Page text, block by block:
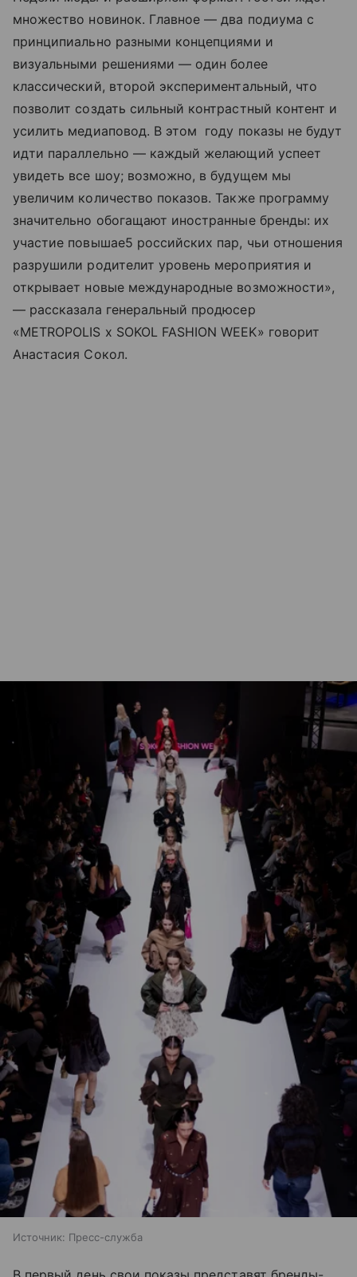
множество новинок. Главное — два подиума с
принципиально разными концепциями и
визуальными решениями — один более
классический, второй экспериментальный, что
позволит создать сильный контрастный контент и
усилить медиаповод. В этом году показы не будут
идти параллельно — каждый желающий успеет
увидеть все шоу; возможно, в будущем мы
увеличим количество показов. Также программу
значительно обогащают иностранные бренды: их
участие повышае5 российских пар, чьи отношения
разрушили родителит уровень мероприятия и
открывает новые международные возможности»,
— рассказала генеральный продюсер
«METROPOLIS x SOKOL FASHION WEEK» говорит
Анастасия Сокол.
Источник: Пресс-служба